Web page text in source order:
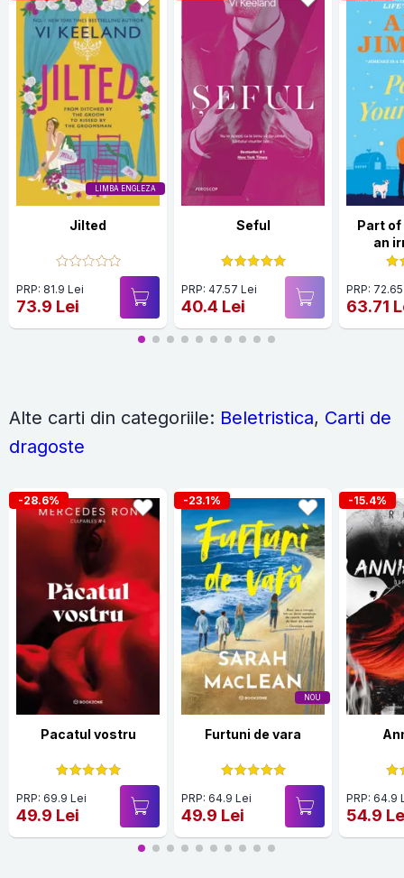
LIMBA ENGLEZA
Jilted
PRP: 81.9 Lei
73.9 Lei
Seful
PRP: 47.57 Lei
40.4 Lei
Part of
an
PRP:
63.71
Alte carti din categoriile: Beletristica, Carti de
dragoste
-28.6%
Pacatul vostru
PRP: 69.9 Lei
49.9 Lei
NOU
-23.1%
Furtuni de vara
PRP: 64.9 Lei
49.9 Lei
-15.4%
PRP: 64.9
54.9